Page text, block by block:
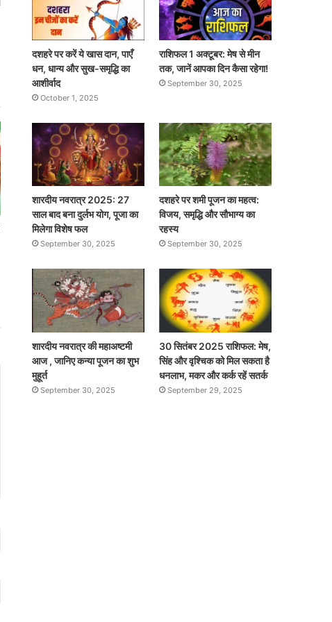
दशहरे पर करें ये खास दान, पाएँ
धन, धान्य और सुख-समृद्धि का
आशीर्वाद
October 1, 2025
राशिफल 1 अक्टूबर: मेष से मीन
तक, जानें आपका दिन कैसा रहेगा!
September 30, 2025
शारदीय नवरात्र 2025: 27
साल बाद बना दुर्लभ योग, पूजा का
मिलेगा विशेष फल
September 30, 2025
दशहरे पर शमी पूजन का महत्व:
विजय, समृद्धि और सौभाग्य का
रहस्य
September 30, 2025
शारदीय नवरात्र की महाअष्टमी
आज , जानिए कन्या पूजन का शुभ
मुहूर्त
September 30, 2025
30 सितंबर 2025 राशिफल: मेष,
सिंह और वृश्चिक को मिल सकता है
धनलाभ, मकर और कर्क रहें सतर्क
September 29, 2025